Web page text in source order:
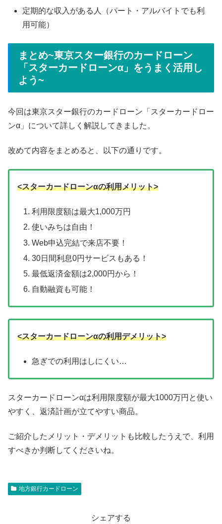
定期的な収入がある人（パート・アルバイトでも利
用可能）
まとめ~東京スター銀行のカードローン
「スターカードローンα」をうまく活用し
よう~
今回は東京スター銀行のカードローン「スターカードロー
ンα」について詳しく解説してきました。
改めて内容をまとめると、以下の通りです。
<スターカードローンαの利用メリット>
利用限度額は最大1,000万円
使いみちは自由！
Web申込完結で来店不要！
30日間利息0円サービスもある！
最低返済金額は2,000円から！
自動融資も可能！
<スターカードローンαの利用デメリット>
急ぎでの利用はしにくい…
スターカードローンαは利用限度額が最大1000万円と使い
やすく、返済計画が立てやすい商品。
ご紹介したメリット・デメリットも比較したうえで、利用
すべきか判断してくださいね。
地方銀行カードローン
シェアする